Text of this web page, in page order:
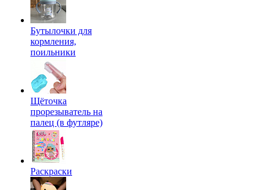
Бутылочки для
кормления,
поильники
Щёточка
прорезыватель на
палец (в футляре)
Раскраски